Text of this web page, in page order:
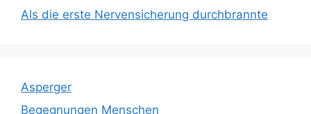
Als die erste Nervensicherung durchbrannte
Asperger
Begegnungen Menschen